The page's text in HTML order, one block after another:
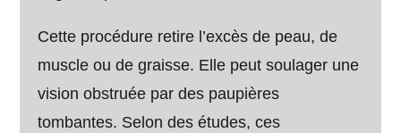
Cette procédure retire l’excès de peau, de
muscle ou de graisse. Elle peut soulager une
vision obstruée par des paupières
tombantes. Selon des études, ces